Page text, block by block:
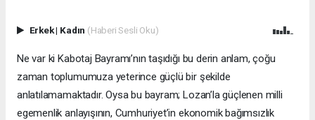
Erkek| Kadın (Haberi Sesli Oku)
Ne var ki Kabotaj Bayramı’nın taşıdığı bu derin anlam, çoğu
zaman toplumumuza yeterince güçlü bir şekilde
anlatılamamaktadır. Oysa bu bayram; Lozan’la güçlenen milli
egemenlik anlayışının, Cumhuriyet’in ekonomik bağımsızlık